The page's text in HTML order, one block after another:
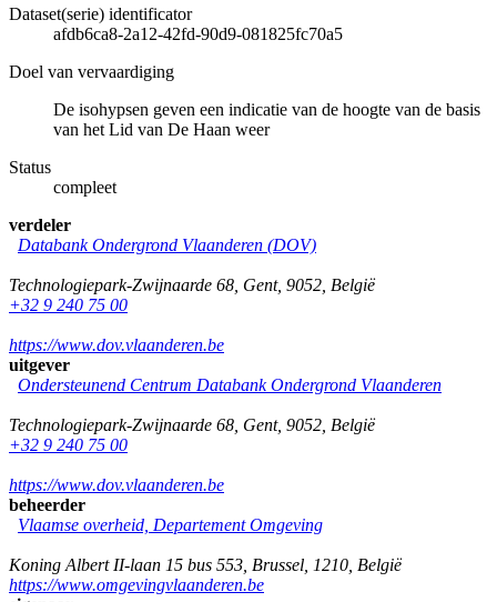
Dataset(serie) identificator
afdb6ca8-2a12-42fd-90d9-081825fc70a5
Doel van vervaardiging
De isohypsen geven een indicatie van de hoogte van de basis
van het Lid van De Haan weer
Status
compleet
verdeler
Databank Ondergrond Vlaanderen (DOV)
Technologiepark-Zwijnaarde 68 Gent, 9052 België
+32 9 240 75 00
https://www.dov.vlaanderen.be
uitgever
Ondersteunend Centrum Databank Ondergrond Vlaanderen
Technologiepark-Zwijnaarde 68 Gent, 9052 België
+32 9 240 75 00
https://www.dov.vlaanderen.be
beheerder
Vlaamse overheid, Departement Omgeving
Koning Albert II-laan 15 bus 553 Brussel 1210 België
https://www.omgevingvlaanderen.be